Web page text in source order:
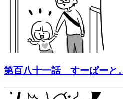
第百八十一話 すーぱーと。